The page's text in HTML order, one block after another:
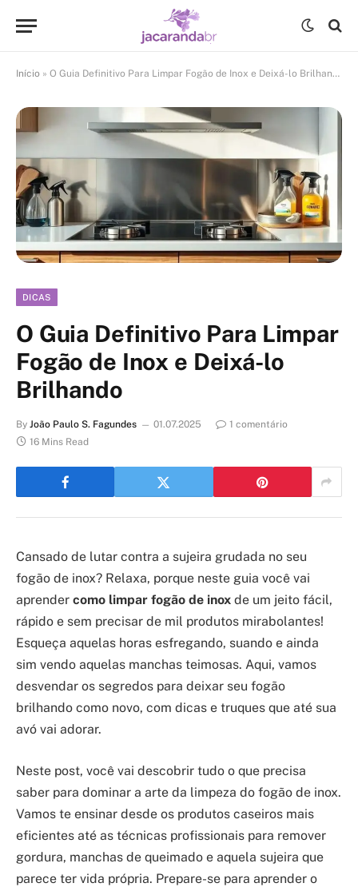
Início » O Guia Definitivo Para Limpar Fogão de Inox e Deixá-lo Brilhando
DICAS
O Guia Definitivo Para Limpar
Fogão de Inox e Deixá-lo
Brilhando
By João Paulo S. Fagundes 01.07.2025
1 comentário
16 Mins Read
Cansado de lutar contra a sujeira grudada no seu
fogão de inox? Relaxa, porque neste guia você vai
aprender como limpar fogão de inox de um jeito fácil,
rápido e sem precisar de mil produtos mirabolantes!
Esqueça aquelas horas esfregando, suando e ainda
sim vendo aquelas manchas teimosas. Aqui, vamos
desvendar os segredos para deixar seu fogão
brilhando como novo, com dicas e truques que até sua
avó vai adorar.
Neste post, você vai descobrir tudo o que precisa
saber para dominar a arte da limpeza do fogão de inox.
Vamos te ensinar desde os produtos caseiros mais
eficientes até as técnicas profissionais para remover
gordura, manchas de queimado e aquela sujeira que
parece ter vida própria. Prepare-se para aprender o